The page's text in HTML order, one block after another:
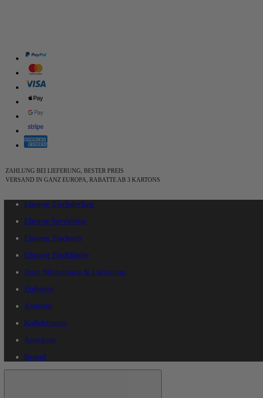
ZAHLUNG BEI LIEFERUNG, BESTER PREIS
VERSAND IN GANZ EUROPA, RABATTE AB 3 KARTONS
Einweg Tischdecken
Einweg Servietten
Einweg Tischsets
Einweg Tischläufer
Zum Mitnehmen & Lieferung
Zubehör
Ästhetik
Kollektionen
Angebote
Brand